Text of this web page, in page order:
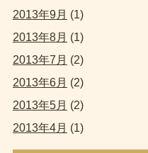
2013年9月 (1)
2013年8月 (1)
2013年7月 (2)
2013年6月 (2)
2013年5月 (2)
2013年4月 (1)